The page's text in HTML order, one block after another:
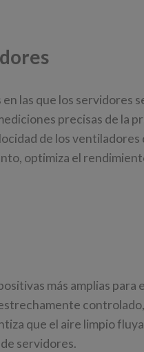
las que los servidores
precisas de la
de los
optimiza el
más amplias para
que el aire limpio
servidores.